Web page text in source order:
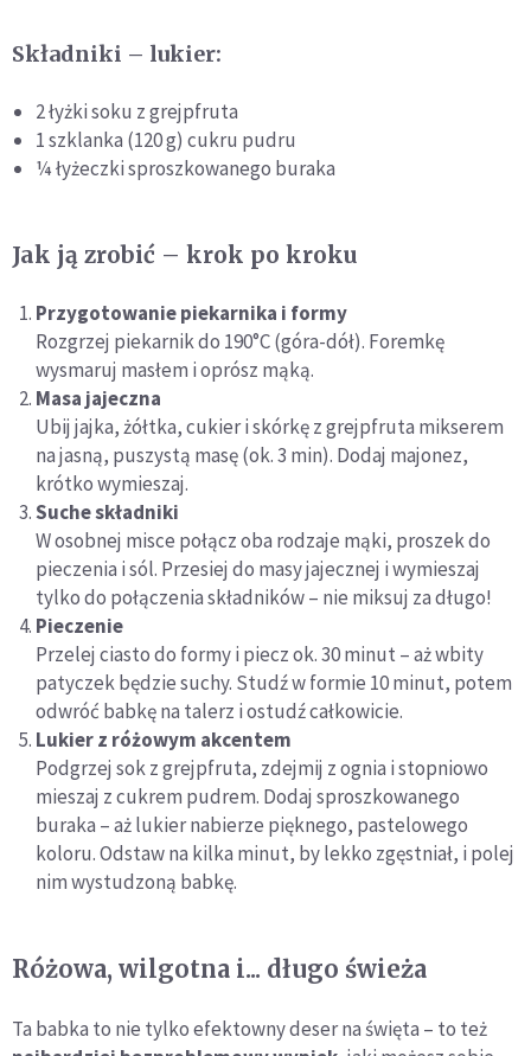
Składniki – lukier:
2 łyżki soku z grejpfruta
1 szklanka (120 g) cukru pudru
¼ łyżeczki sproszkowanego buraka
Jak ją zrobić – krok po kroku
Przygotowanie piekarnika i formy
Rozgrzej piekarnik do 190°C (góra-dół). Foremkę
wysmaruj masłem i oprósz mąką.
Masa jajeczna
Ubij jajka, żółtka, cukier i skórkę z grejpfruta mikserem
na jasną, puszystą masę (ok. 3 min). Dodaj majonez,
krótko wymieszaj.
Suche składniki
W osobnej misce połącz oba rodzaje mąki, proszek do
pieczenia i sól. Przesiej do masy jajecznej i wymieszaj
tylko do połączenia składników – nie miksuj za długo!
Pieczenie
Przelej ciasto do formy i piecz ok. 30 minut – aż wbity
patyczek będzie suchy. Studź w formie 10 minut, potem
odwróć babkę na talerz i ostudź całkowicie.
Lukier z różowym akcentem
Podgrzej sok z grejpfruta, zdejmij z ognia i stopniowo
mieszaj z cukrem pudrem. Dodaj sproszkowanego
buraka – aż lukier nabierze pięknego, pastelowego
koloru. Odstaw na kilka minut, by lekko zgęstniał, i polej
nim wystudzoną babkę.
Różowa, wilgotna i... długo świeża
Ta babka to nie tylko efektowny deser na święta – to też